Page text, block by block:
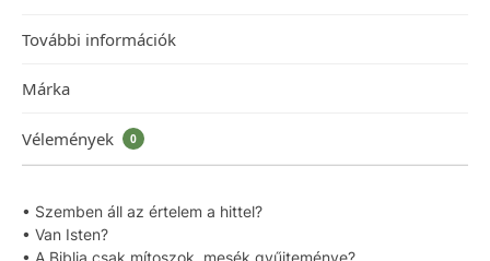
További információk
Márka
Vélemények 0
• Szemben áll az értelem a hittel?
• Van Isten?
• A Biblia csak mítoszok, mesék gyűjteménye?